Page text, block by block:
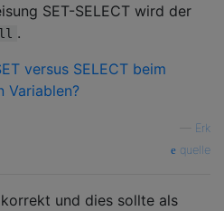
SET-SELECT wird der
.
versus SELECT beim
Variablen?
Erk
quelle
und dies sollte als